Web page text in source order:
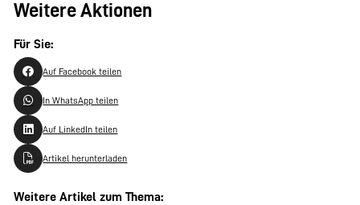
Weitere Aktionen
Für Sie:
Auf Facebook teilen
In WhatsApp teilen
Auf LinkedIn teilen
Artikel herunterladen
Weitere Artikel zum Thema: